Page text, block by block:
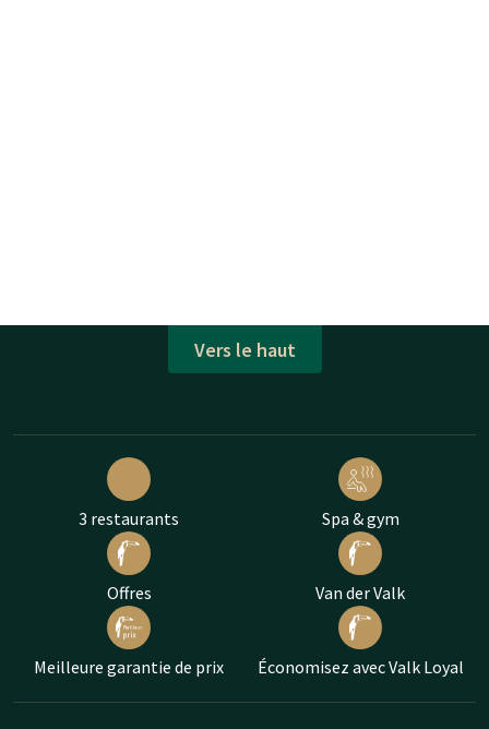
Vers le haut
3 restaurants Spa & gym
Offres Van der Valk
Meilleure garantie de prix Économisez avec Valk Loyal